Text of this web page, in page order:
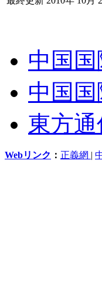
中国
中国
東方通
Webリンク ： 正義網 |